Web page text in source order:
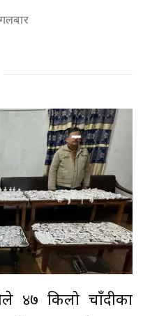
४७ किलो चाँदीका